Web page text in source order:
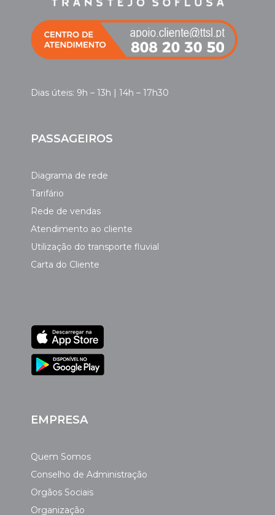
Dias úteis: 9h – 13h | 14h – 17h30
PASSAGEIROS
Diagrama de rede
Tarifário
Rede de vendas
Atendimento ao cliente
Utilização do transporte fluvial
Carta do Cliente
EMPRESA
Quem Somos
Conselho de Administração
Orgãos Sociais
Organização